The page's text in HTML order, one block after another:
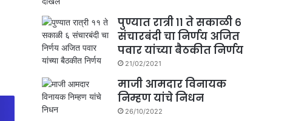
पुण्यात रात्री ११ ते सकाळी ६
संचारबंदी चा निर्णय अजित
पवार यांच्या बैठकीत निर्णय
21/02/2021
माजी आमदार विनायक
निम्हण यांचे निधन
26/10/2022